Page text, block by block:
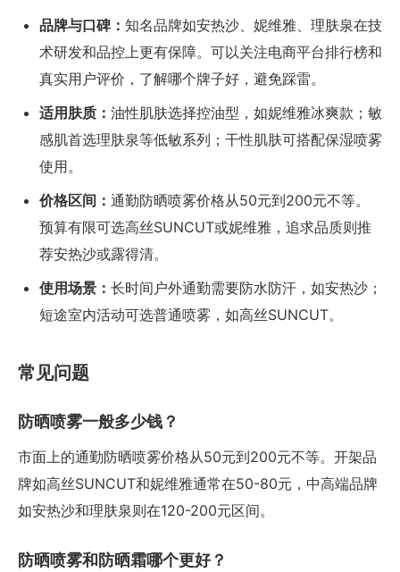
品牌与口碑： 知名品牌如安热沙、妮维雅、理肤泉在技
术研发和品控上更有保障。可以关注电商平台排行榜和
真实用户评价，了解哪个牌子好，避免踩雷。
适用肤质： 油性肌肤选择控油型，如妮维雅冰爽款；敏
感肌首选理肤泉等低敏系列；干性肌肤可搭配保湿喷雾
使用。
价格区间： 通勤防晒喷雾价格从50元到200元不等。
预算有限可选高丝SUNCUT或妮维雅，追求品质则推
荐安热沙或露得清。
使用场景： 长时间户外通勤需要防水防汗，如安热沙；
短途室内活动可选普通喷雾，如高丝SUNCUT。
常见问题
防晒喷雾一般多少钱？
市面上的通勤防晒喷雾价格从50元到200元不等。开架品
牌如高丝SUNCUT和妮维雅通常在50-80元，中高端品牌
如安热沙和理肤泉则在120-200元区间。
防晒喷雾和防晒霜哪个更好？